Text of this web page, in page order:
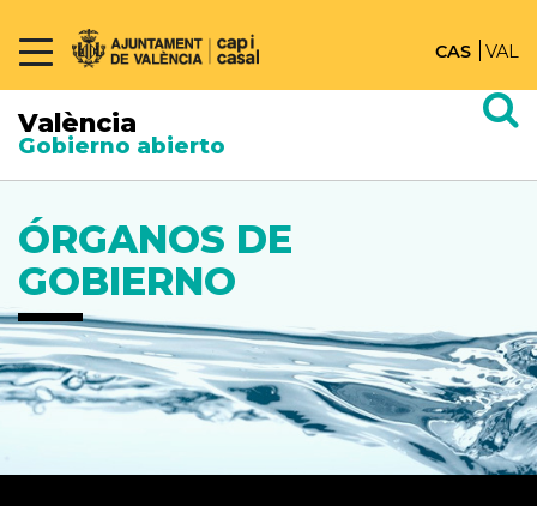
CAS VAL
València
Gobierno abierto
ÓRGANOS DE
GOBIERNO